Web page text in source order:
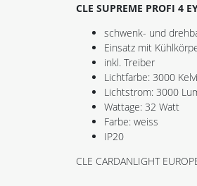
CLE SUPREME PROFI 4
schwenk- und
Einsatz mit
inkl. Treiber
Lichtfarbe: 3000
Lichtstrom: 3000
Wattage: 32 Watt
Farbe: weiss
IP20
CLE CARDANLIGHT